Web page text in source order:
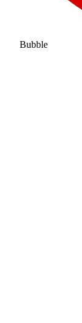
Bubble